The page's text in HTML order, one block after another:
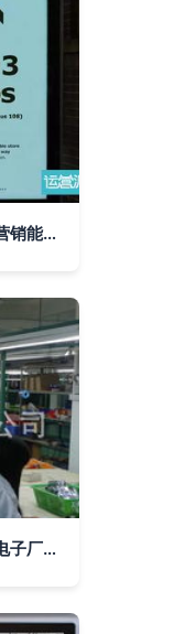
数字的魅力与陷阱 为什么精妙的数字广告营销能令人惊艳，而冒进之举却频现翻车悲剧？
酒吧演唱会神器 手指灯点亮夜经济，深圳电子厂成幕后推手